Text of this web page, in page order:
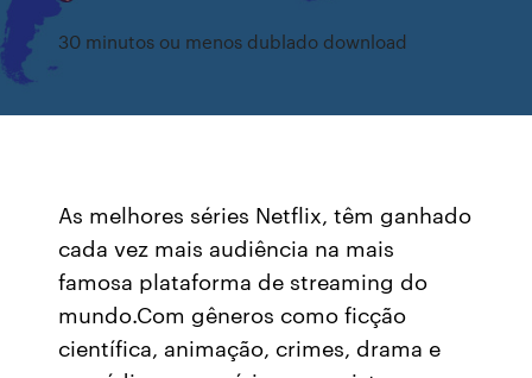
30 minutos ou menos dublado download
As melhores séries Netflix, têm ganhado
cada vez mais audiência na mais
famosa plataforma de streaming do
mundo.Com gêneros como ficção
científica, animação, crimes, drama e